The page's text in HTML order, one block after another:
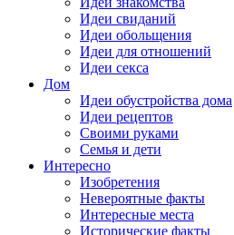
Идеи свиданий
Идеи обольщения
Идеи для отношений
Идеи секса
Дом
Идеи обустройства дома
Идеи рецептов
Своими руками
Семья и дети
Интересно
Изобретения
Невероятные факты
Интересные места
Исторические факты